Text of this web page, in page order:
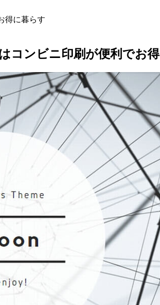
得に暮らす
コンビニ印刷が便利でお得